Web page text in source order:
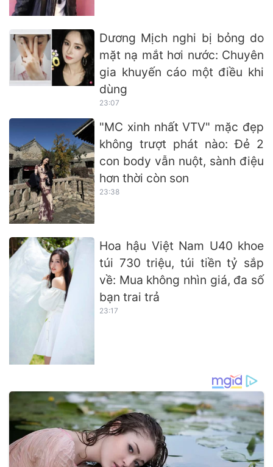
Dương Mịch nghi bị bỏng do
mặt nạ mắt hơi nước: Chuyên
gia khuyến cáo một điều khi
dùng
23:07
"MC xinh nhất VTV" mặc đẹp
không trượt phát nào: Đẻ 2
con body vẫn nuột, sành điệu
hơn thời còn son
23:38
Hoa hậu Việt Nam U40 khoe
túi 730 triệu, túi tiền tỷ sắp
về: Mua không nhìn giá, đa số
bạn trai trả
23:17